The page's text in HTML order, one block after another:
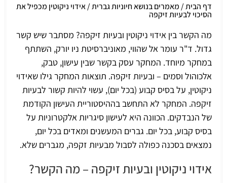
דף הבית/ מאמרים בנושא חיוניות גברית/אידוי ניקוטין מכפיל את
הסיכוי לבעיות זיקפה
מה הקשר בין אידוי ניקוטין ובעיות זיקפה? מסתבר שיש קשר
גדול. ד"ר עומר אל שהווי, מאוניברסיטת ניו יורק, השתתף
במחקר מיוחד. המחקר עסק בקשר שבין עישון, טבק,
אלכוהול וסמים – ובעיות זיקפה. תוצאות המחקר גילו שאידוי
ניקוטין, על בסיס קבוע (בכל יום), עשוי להיות קשור לבעיות
זיקפה. המחקר לא התחשב בההיסטוריית העישון הקודמת
של הנבדקים. הכוונה היא לעישון סיגריות אלקטרוניות על
בסיס קבוע, בכל יום. גברים המעשנים ומאדים בכל יום,
נמצאים בסכנה כפולה לסבול מבעיות זקפה, מגברים שלא.
אידוי ניקוטין ובעיות זיקפה – מה הקשר?